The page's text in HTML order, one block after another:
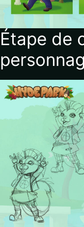
Étape de